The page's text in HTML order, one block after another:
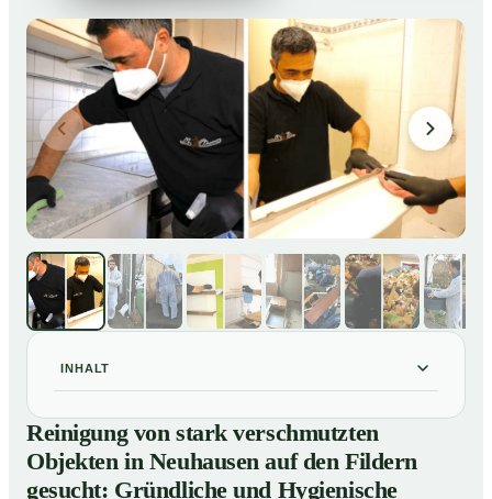
INHALT
01Reinigung von stark verschmutzten Objekten in
Neuhausen auf den Fildern gesucht: Gründliche und
Hygienische Tiefenreinigung
Reinigung von stark verschmutzten
Objekten in Neuhausen auf den Fildern
gesucht: Gründliche und Hygienische